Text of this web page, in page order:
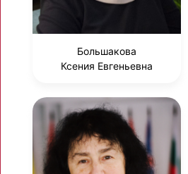
Большакова
Ксения Евгеньевна